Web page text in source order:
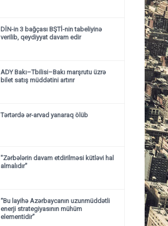
DİN-in 3 bağçası BŞTİ-nin tabeliyinə
verilib, qeydiyyat davam edir
ADY Bakı–Tbilisi–Bakı marşrutu üzrə
bilet satış müddətini artırır
Tərtərdə ər-arvad yanaraq ölüb
"Zərbələrin davam etdirilməsi kütləvi hal
almalıdır"
“Bu layihə Azərbaycanın uzunmüddətli
enerji strategiyasının mühüm
elementidir”